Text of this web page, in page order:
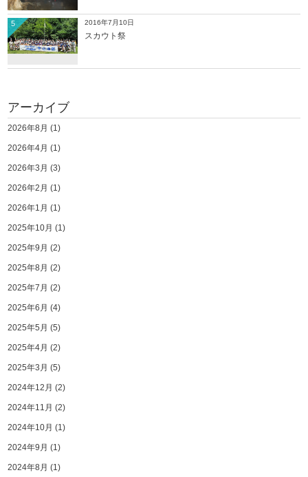
2016年7月10日
スカウト祭
5
アーカイブ
2026年8月 (1)
2026年4月 (1)
2026年3月 (3)
2026年2月 (1)
2026年1月 (1)
2025年10月 (1)
2025年9月 (2)
2025年8月 (2)
2025年7月 (2)
2025年6月 (4)
2025年5月 (5)
2025年4月 (2)
2025年3月 (5)
2024年12月 (2)
2024年11月 (2)
2024年10月 (1)
2024年9月 (1)
2024年8月 (1)